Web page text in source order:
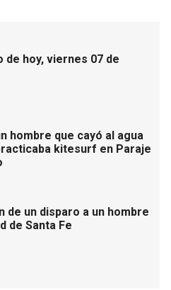
de hoy, viernes 07 de
hombre que cayó al agua
kitesurf en Paraje
de un disparo a un hombre
de Santa Fe